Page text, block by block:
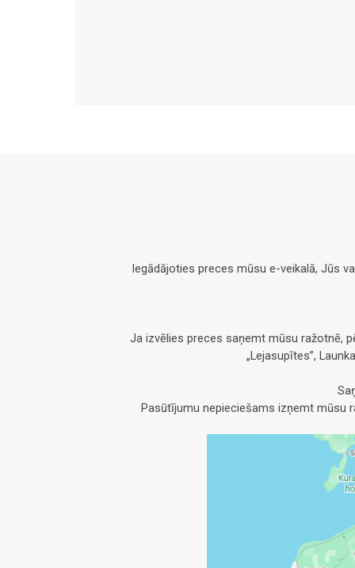
Iegādājoties preces mūsu e-veikalā, Jūs
Ja izvēlies preces saņemt mūsu ražotnē,
„Lejasupītes”,
Pasūtījumu nepieciešams izņemt mūsu